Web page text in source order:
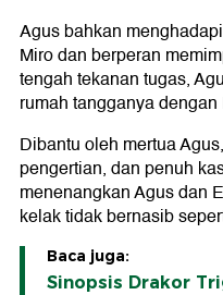
Agus bahkan
Miro dan berperan
tengah tekanan tugas,
rumah tangganya
Dibantu oleh mertua
pengertian, dan penuh
menenangkan Agus dan
kelak tidak bernasib
Baca juga:
Sinopsis Drakor